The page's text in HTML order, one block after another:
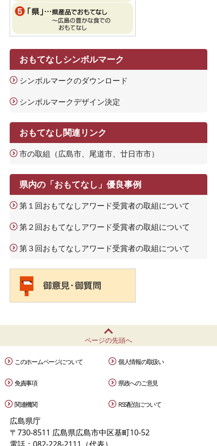
おもてなしシンボルマーク
シンボルマークのダウンロード
シンボルマークデザイン決定
おもてなし関連リンク
市の取組（広島市、尾道市、廿日市市）
県内の「おもてなし」優良事例
第１回おもてなしアワード受賞者の取組について
第２回おもてなしアワード受賞者の取組について
第３回おもてなしアワード受賞者の取組について
ページの先頭へ
このホームページについて 個人情報の取扱い
免責事項 県政へのご意見
関連機関 RSS配信について
広島県庁
〒730-8511 広島県広島市中区基町10-52